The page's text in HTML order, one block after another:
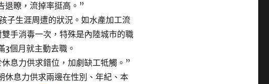
退瞭，流掉率挺高。”
子生涯周遭的狀況。如水產加工流
手消毒一次，特殊是內陸城市的職
3個月就主動去職。
息力供求錯位，加劇缺工牴觸。”
休息力供求兩邊在性別、年紀、本